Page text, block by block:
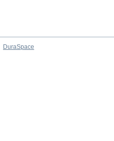
DuraSpace